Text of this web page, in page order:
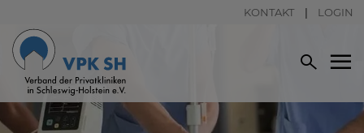
KONTAKT LOGIN